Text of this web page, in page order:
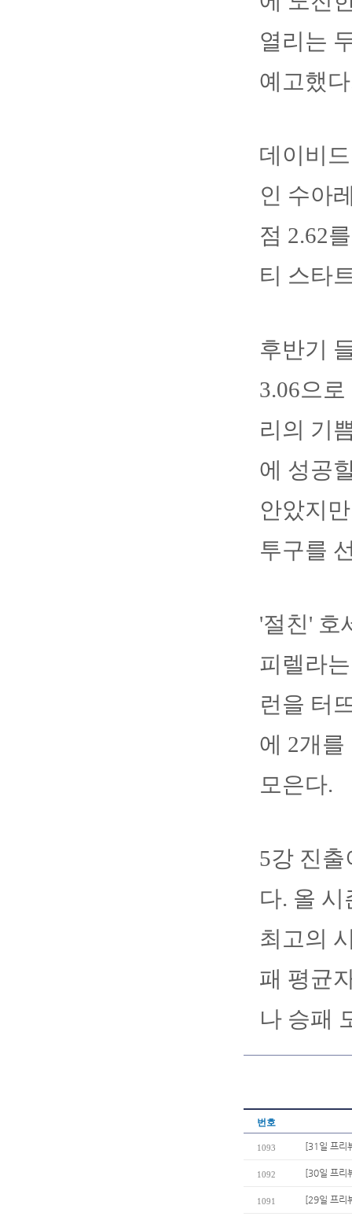
열리는
예고했
데이비
인 수아
점 2.62
티 스타
후반기
3.06으
리의 기
에 성공
안았지
투구를
'절친' 호
피렐라
런을 터
에 2개
모은다.
5강 진
다. 올
최고의
패 평균
나 승패
번호
1093 [31일 프리
1092 [30일 프리
1091 [29일 프리